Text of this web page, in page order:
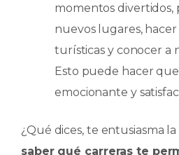
momentos divertidos,
nuevos lugares,
turísticas y conocer a
Esto puede hacer
emocionante y
¿Qué dices, te entusiasma la
saber qué carreras te